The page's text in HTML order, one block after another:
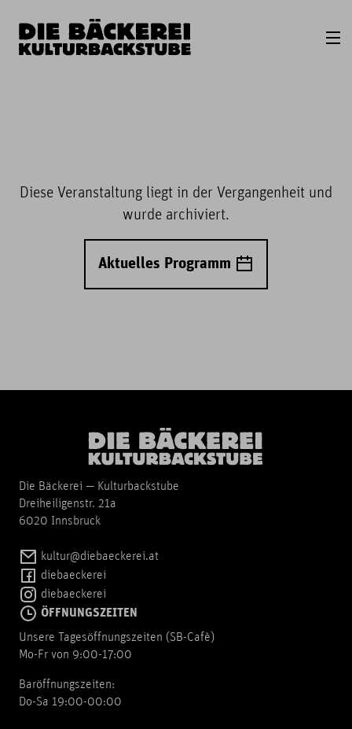
Diese Veranstaltung liegt in der Vergangenheit und
wurde archiviert.
Aktuelles Programm
Die Bäckerei — Kulturbackstube
Dreiheiligenstr. 21a
6020 Innsbruck
kultur@diebaeckerei.at
diebaeckerei
diebaeckerei
ÖFFNUNGSZEITEN
Unsere Tagesöffnungszeiten (SB-Cafè)
Mo-Fr von 9:00-17:00
Baröffnungszeiten:
Do-Sa 19:00-00:00